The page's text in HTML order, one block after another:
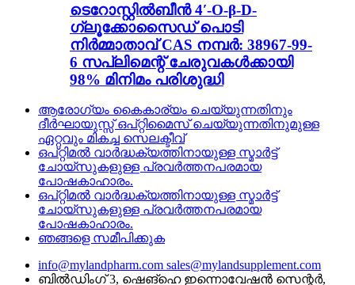
ടെറോസ്റ്റിൽബീൻ 4′-O-β-D-
ഗ്ലൂക്കോസൈഡ് പൊടി
നിർമ്മാതാവ് CAS നമ്പർ: 38967-99-
6 സപ്ലിമെന്റ് ചേരുവകൾക്കായി
98% മിനിമം പരിശുദ്ധി
ആരോഗ്യം കൈകാര്യം ചെയ്യുന്നതിനും
ദീർഘായുസ്സ് ഒപ്റ്റിമൈസ് ചെയ്യുന്നതിനുമുള്ള
ഏറ്റവും മികച്ച സെലക്ടീവ്
ഒപ്റ്റിമൽ വാർദ്ധക്യത്തിനായുള്ള സ്മാർട്ട്
ചോയ്‌സുകളുള്ള പ്രവർത്തനപരമായ
പോഷകാഹാരം.
ഒപ്റ്റിമൽ വാർദ്ധക്യത്തിനായുള്ള സ്മാർട്ട്
ചോയ്‌സുകളുള്ള പ്രവർത്തനപരമായ
പോഷകാഹാരം.
ഞങ്ങളെ സമീപിക്കുക
info@mylandpharm.com sales@mylandsupplement.com
ബിൽഡിംഗ് 3, ഷെങ്‌ഹെ ഇന്നൊവേഷൻ സെന്റർ,